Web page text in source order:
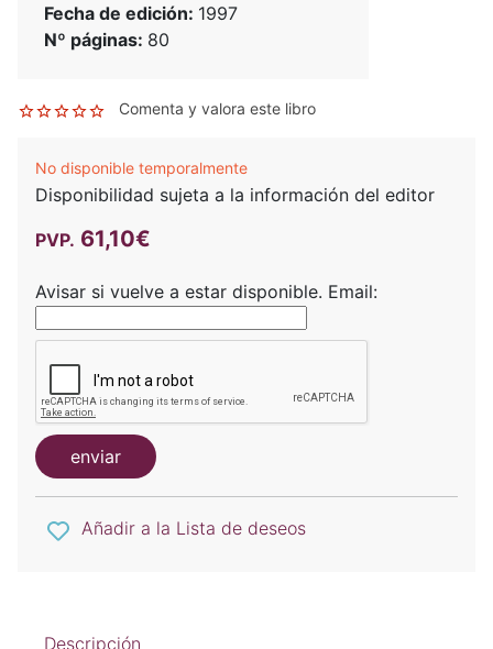
Fecha de edición: 1997
Nº páginas: 80
Comenta y valora este libro
No disponible temporalmente
Disponibilidad sujeta a la información del editor
PVP. 61,10€
Avisar si vuelve a estar disponible. Email:
enviar
Añadir a la Lista de deseos
Descripción